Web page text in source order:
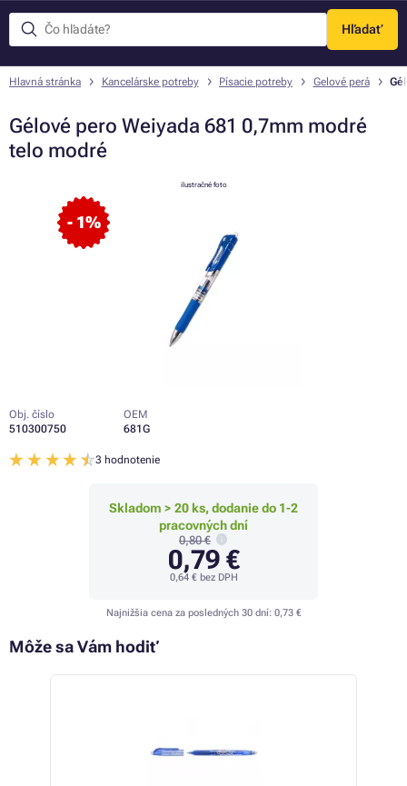
Hľadať
Menu
Hlavná stránka Kancelárske potreby Písacie potreby Gelové perá
Gélové pero Weiyada 681 0,7mm modré
telo modré
- 1%
ilustračné foto
Obj. číslo
510300750
OEM
681G
3 hodnotenie
Skladom > 20 ks, dodanie do 1-2
pracovných dní
0,80 €
0,79 €
0,64 €bez DPH
Najnižšia cena za posledných 30 dní: 0,73 €
Môže sa Vám hodiť